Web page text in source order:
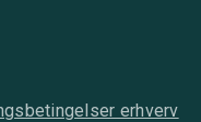
erhverv